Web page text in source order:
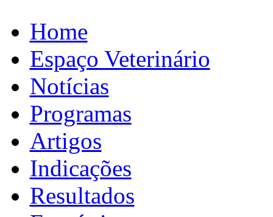
Home
Espaço Veterinário
Notícias
Programas
Artigos
Indicações
Resultados